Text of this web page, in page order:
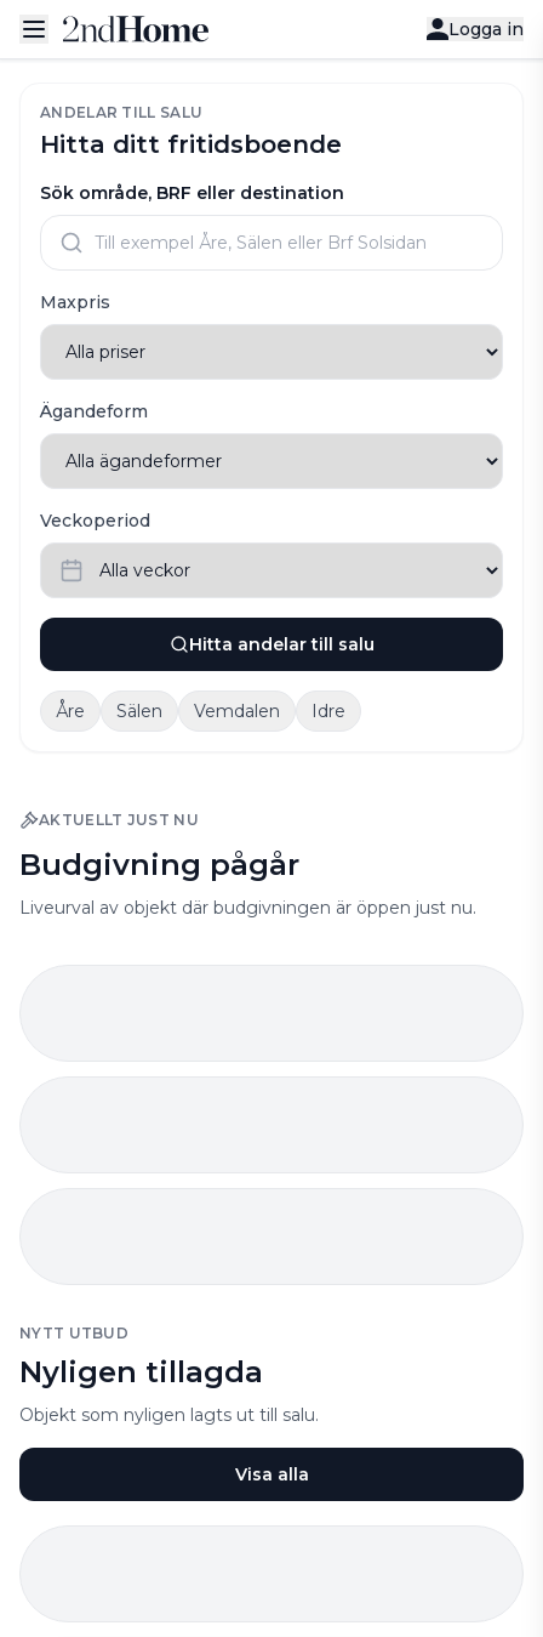
Logga in
ANDELAR TILL SALU
Hitta ditt fritidsboende
Sök område, BRF eller destination
Maxpris
Ägandeform
Veckoperiod
Hitta andelar till salu
Åre Sälen Vemdalen Idre
AKTUELLT JUST NU
Budgivning pågår
Liveurval av objekt där budgivningen är öppen just nu.
NYTT UTBUD
Nyligen tillagda
Objekt som nyligen lagts ut till salu.
Visa alla